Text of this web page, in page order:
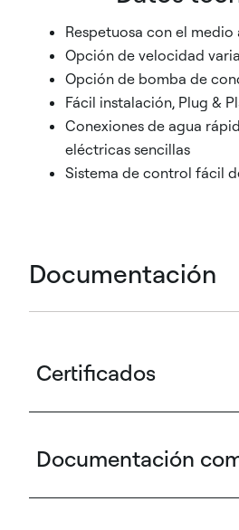
Respetuosa con el
Opción de velocidad
Opción de bomba de
Fácil instalación, Plug &
Conexiones de agua
eléctricas sencillas
Sistema de control fácil
Documentación
Certificados
Documentación